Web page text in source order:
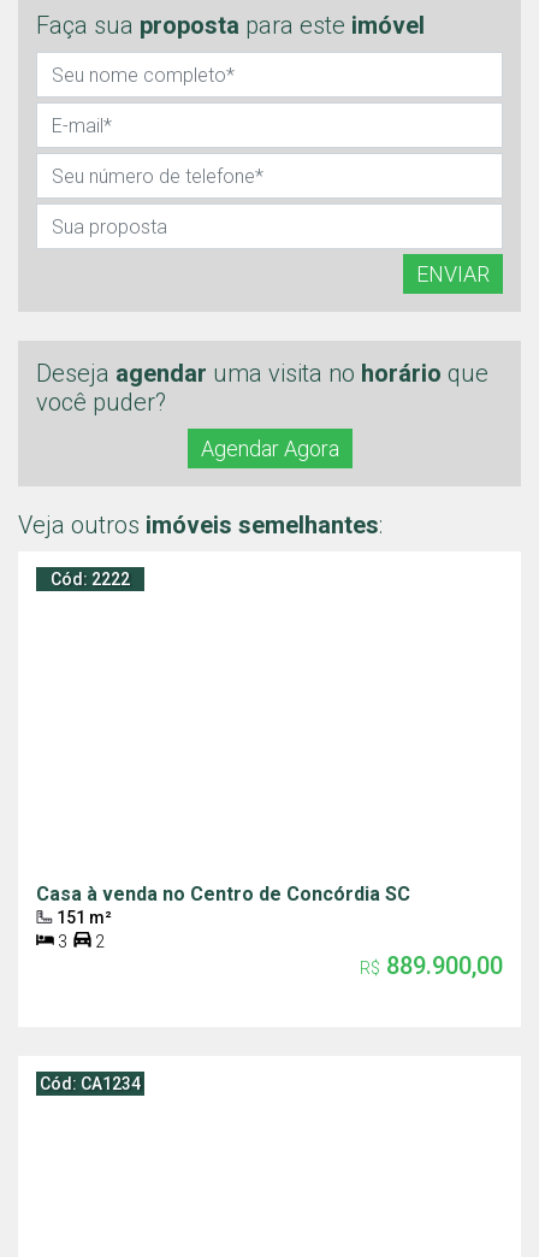
Faça sua proposta para este imóvel
ENVIAR
Deseja agendar uma visita no horário que
você puder?
Agendar Agora
Veja outros imóveis semelhantes:
Cód: 2222
Casa à venda no Centro de Concórdia SC
151 m²
3
2
R$ 889.900,00
Cód: CA1234